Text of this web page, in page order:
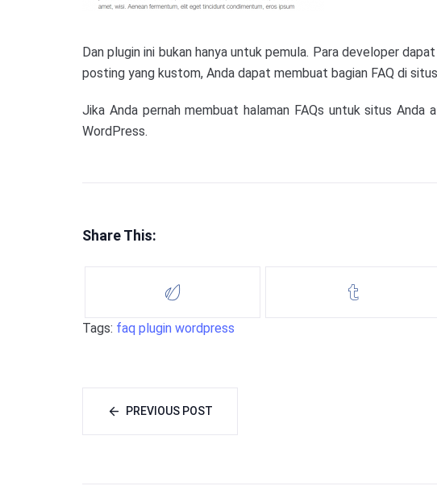
Dan plugin ini bukan hanya untuk pemula. Para developer
posting yang kustom, Anda dapat membuat bagian FAQ di
Jika Anda pernah membuat halaman FAQs untuk situs Anda
WordPress.
Share This:
Tags: faq plugin wordpress
PREVIOUS POST